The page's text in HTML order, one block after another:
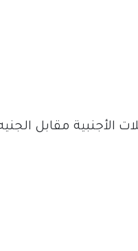
الأجنبية مقابل الجنيه